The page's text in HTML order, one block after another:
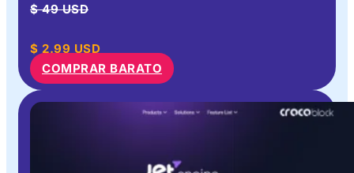
$ 49 USD
$ 2.99 USD
COMPRAR BARATO